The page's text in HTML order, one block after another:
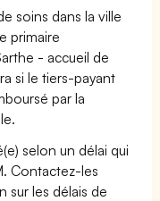
soins dans la ville
primaire
- accueil de
si le tiers-payant
par la
selon un délai qui
Contactez-les
sur les délais de